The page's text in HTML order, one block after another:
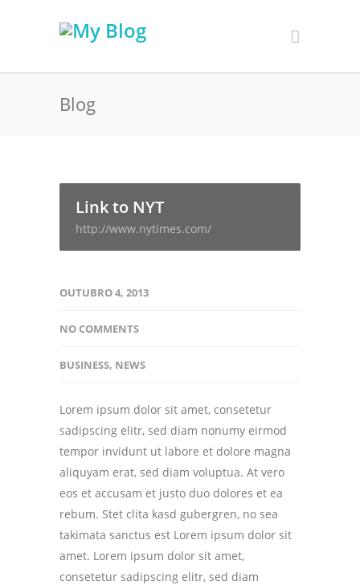
Blog
Link to NYT
http://www.nytimes.com/
OUTUBRO 4, 2013
NO COMMENTS
BUSINESS, NEWS
Lorem ipsum dolor sit amet, consetetur
sadipscing elitr, sed diam nonumy eirmod
tempor invidunt ut labore et dolore magna
aliquyam erat, sed diam voluptua. At vero
eos et accusam et justo duo dolores et ea
rebum. Stet clita kasd gubergren, no sea
takimata sanctus est Lorem ipsum dolor sit
amet. Lorem ipsum dolor sit amet,
consetetur sadipscing elitr, sed diam